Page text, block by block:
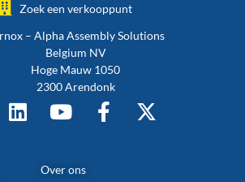
Zoek een verkooppunt
– Alpha Assembly Solutions
Belgium NV
Hoge Mauw 1050
2300 Arendonk
Over ons